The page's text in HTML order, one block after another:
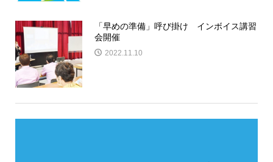
「早めの準備」呼び掛け インボイス講習
会開催
2022.11.10